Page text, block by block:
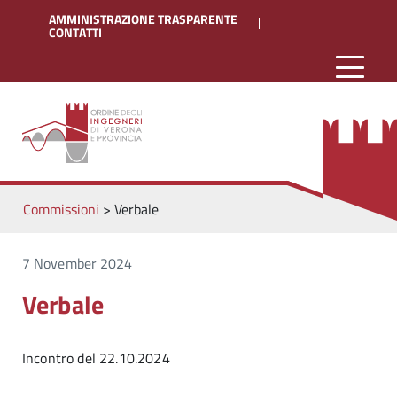
AMMINISTRAZIONE TRASPARENTE
CONTATTI
Commissioni > Verbale
7 November 2024
Verbale
Incontro del 22.10.2024